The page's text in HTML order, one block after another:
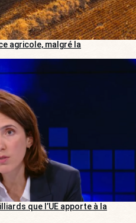
agricole, malgré la
que l’UE apporte à la